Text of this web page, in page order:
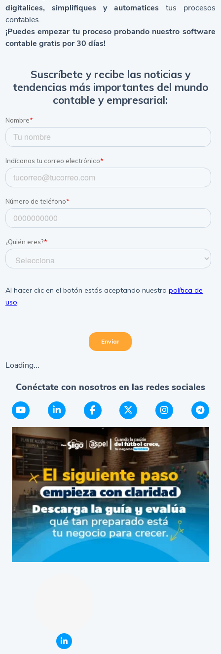
digitalices, simplifiques y automaticestus procesos
contables.
¡Puedes empezar tu proceso probando nuestro software
contable gratis por 30 días!
Loading...
Conéctate con nosotros en las redes sociales